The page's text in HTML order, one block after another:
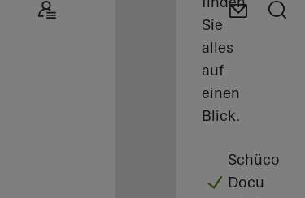
Sie
alles
auf
einen
Blick.
Schüco
Docu